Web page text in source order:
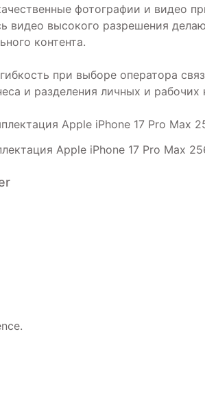
фотографии и видео
высокого разрешения
контента.
при выборе оператора
и разделения личных и рабочих
Apple iPhone 17 Pro Max